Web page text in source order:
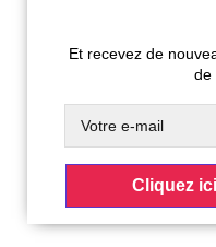
Et recevez de
de
Cliquez